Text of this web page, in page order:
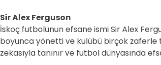
Sir Alex Ferguson
İskoç futbolunun efsane ismi Sir Alex
boyunca yönetti ve kulübü birçok zaferle
zekasıyla tanınır ve futbol dünyasında